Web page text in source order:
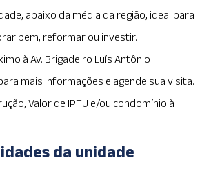
abaixo da média da região, ideal para
bem, reformar ou investir.
à Av. Brigadeiro Luís Antônio
mais informações e agende sua visita.
Valor de IPTU e/ou condomínio à
da unidade